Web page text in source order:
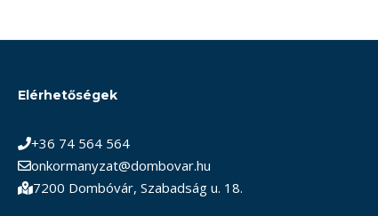
Elérhetőségek
+36 74 564 564
onkormanyzat@dombovar.hu
7200 Dombóvár, Szabadság u. 18.